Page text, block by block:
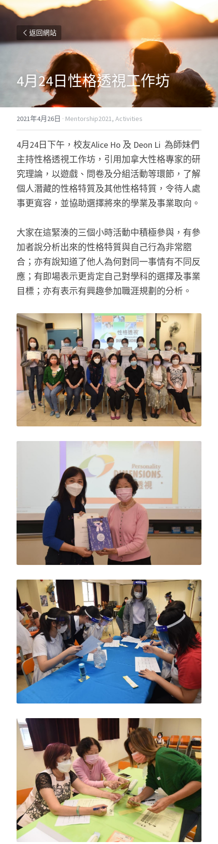
返回網站
4月24日性格透視工作坊
2021年4月26日 · Mentorship2021, Activities
4月24日下午，校友Alice Ho 及 Deon Li  為師妹們
主持性格透視工作坊，引用加拿大性格專家的研
究理論，以遊戲、問卷及分組活動等環節，了解
個人潛藏的性格特質及其他性格特質，令待人處
事更寬容，並協助選擇將來的學業及事業取向。
大家在這緊湊的三個小時活動中積極參與，有參
加者說分析出來的性格特質與自己行為非常脗
合；亦有說知道了他人為何對同一事情有不同反
應；有即場表示更肯定自己對學科的選擇及事業
目標；亦有表示有興趣參加職涯規劃的分析。